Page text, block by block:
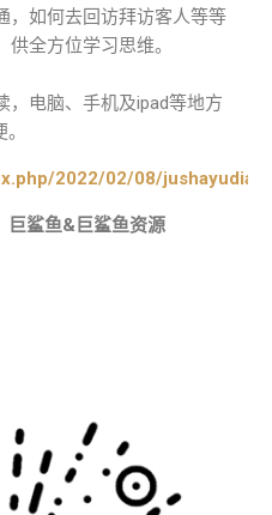
，如何去回访拜访客人等等
全方位学习思维。
，电脑、手机及ipad等地方
2022/02/08/
巨鲨鱼&巨鲨鱼资源